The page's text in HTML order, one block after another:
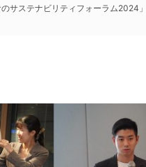
サステナビリティフォーラム2024